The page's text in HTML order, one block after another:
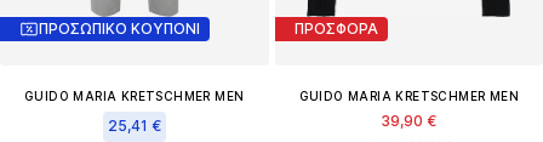
ΠΡΟΣΩΠΙΚΟ ΚΟΥΠΟΝΙ
GUIDO MARIA KRETSCHMER MEN
25,41 €
ΠΡΟΣΦΟΡΑ
GUIDO MARIA KRETSCHMER MEN
39,90 €